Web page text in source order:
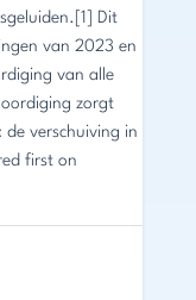
Dit
van 2023 en
van alle
zorgt
verschuiving in
first on